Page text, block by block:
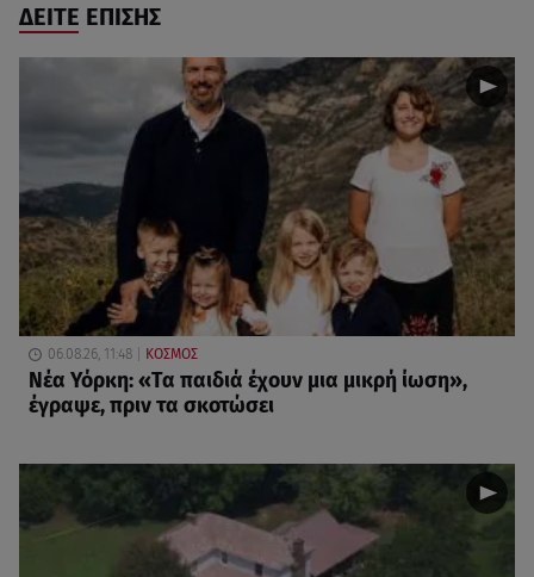
ΔΕΙΤΕ ΕΠΙΣΗΣ
06.08.26, 11:48 ΚΟΣΜΟΣ
Νέα Υόρκη: «Τα παιδιά έχουν μια μικρή ίωση»,
έγραψε, πριν τα σκοτώσει